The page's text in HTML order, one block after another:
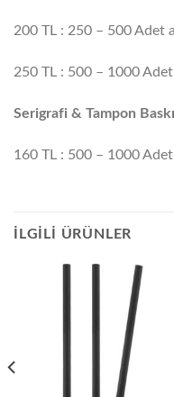
200 TL : 250 – 500 Adet
250 TL : 500 – 1000 Adet
Serigrafi & Tampon
160 TL : 500 – 1000 Adet
İLGILI ÜRÜNLER